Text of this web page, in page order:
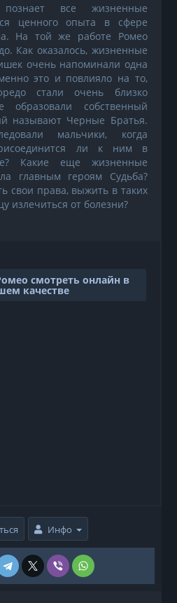
все жизненные
ценного опыта в сфере
На той же работе Ромео
Как оказалось, жизненные
очень напоминали одна
это и повлияло на то,
стали очень близко
образовали собственный
называют Черные Братья.
мальчики, когда
ли к ним в
Какие еще жизненные
главным героям Судьба?
свои права, выжить в таких
излечиться от болезни?
смотреть онлайн в
качестве
Инфо